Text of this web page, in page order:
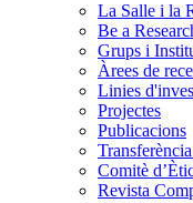
La Salle i la
Be a
Grups i
Àrees de
Linies
Projectes
Publicacions
Comitè
Revista